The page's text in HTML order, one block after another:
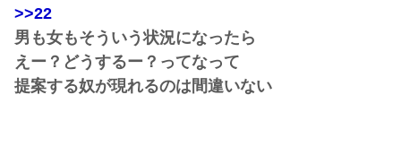
>>22
男も女もそういう状況になったら
えー？どうするー？ってなって
提案する奴が現れるのは間違いない